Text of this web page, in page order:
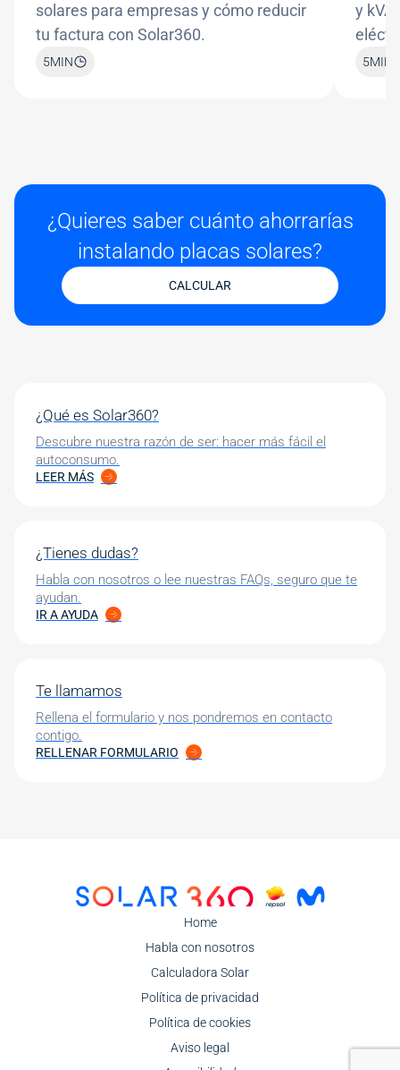
solares para empresas y cómo reducir
tu factura con Solar360.
5MIN
y
5MIN
¿Quieres saber cuánto ahorrarías
instalando placas solares?
CALCULAR
¿Qué es Solar360?
Descubre nuestra razón de ser: hacer más fácil el
autoconsumo.
LEER MÁS
¿Tienes dudas?
Habla con nosotros o lee nuestras FAQs, seguro que te
ayudan.
IR A AYUDA
Te llamamos
Rellena el formulario y nos pondremos en contacto
contigo.
RELLENAR FORMULARIO
Image
Home
Habla con nosotros
Calculadora Solar
Política de privacidad
Política de cookies
Aviso legal